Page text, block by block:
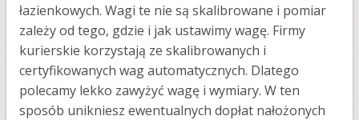
łazienkowych. Wagi te nie są skalibrowane i pomiar
zależy od tego, gdzie i jak ustawimy wagę. Firmy
kurierskie korzystają ze skalibrowanych i
certyfikowanych wag automatycznych. Dlatego
polecamy lekko zawyżyć wagę i wymiary. W ten
sposób unikniesz ewentualnych dopłat nałożonych